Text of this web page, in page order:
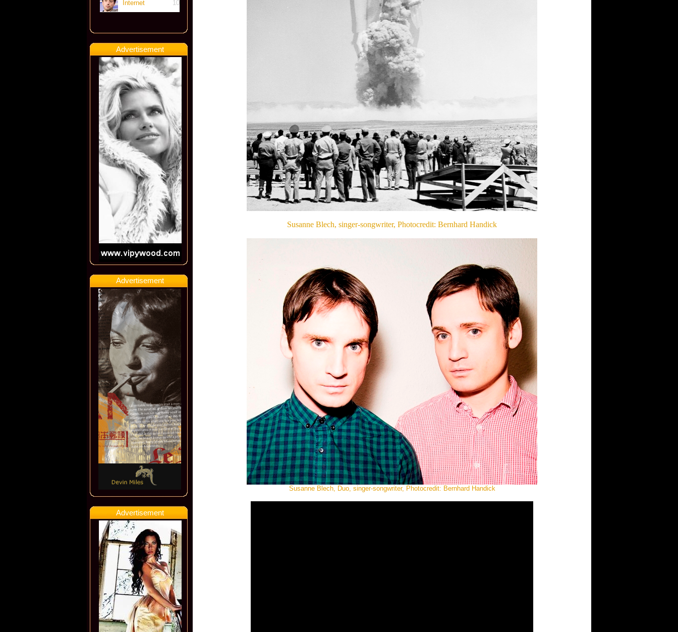
Internet 10
Advertisement
Advertisement
Advertisement
Susanne Blech, singer-songwriter, Photocredit: Bernhard Handick
Susanne Blech, Duo, singer-songwriter, Photocredit: Bernhard Handick